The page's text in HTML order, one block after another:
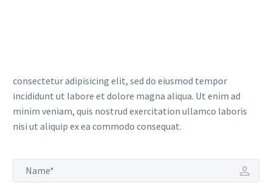
consectetur adipisicing elit, sed do eiusmod tempor
incididunt ut labore et dolore magna aliqua. Ut enim ad
minim veniam, quis nostrud exercitation ullamco laboris
nisi ut aliquip ex ea commodo consequat.